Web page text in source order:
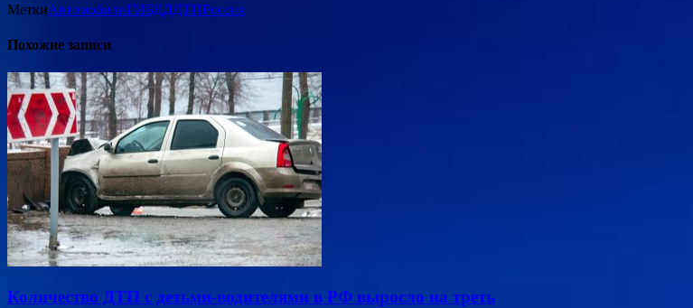
МеткиАвтомобилиГИБДДДТПРоссия
Похожие записи
Количество ДТП с детьми-водителями в РФ выросло на треть